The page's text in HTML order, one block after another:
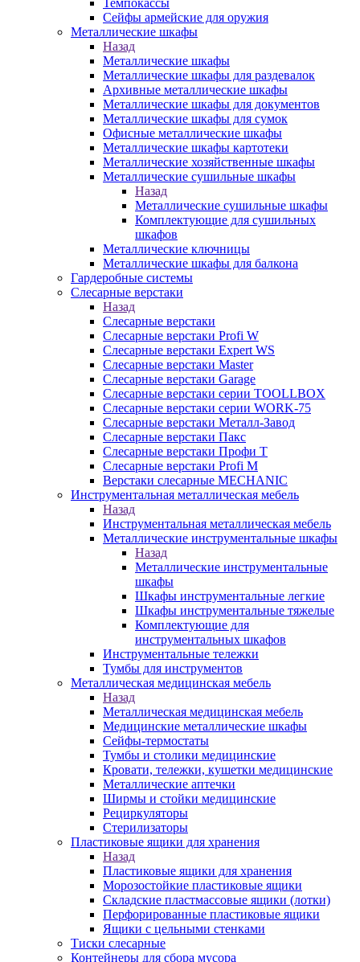
Темпокассы
Сейфы армейские для оружия
Металлические шкафы
Назад
Металлические шкафы
Металлические шкафы для раздевалок
Архивные металлические шкафы
Металлические шкафы для документов
Металлические шкафы для сумок
Офисные металлические шкафы
Металлические шкафы картотеки
Металлические хозяйственные шкафы
Металлические сушильные шкафы
Назад
Металлические сушильные шкафы
Комплектующие для сушильных
шкафов
Металлические ключницы
Металлические шкафы для балкона
Гардеробные системы
Слесарные верстаки
Назад
Слесарные верстаки
Слесарные верстаки Profi W
Слесарные верстаки Expert WS
Слесарные верстаки Master
Слесарные верстаки Garage
Слесарные верстаки серии TOOLLBOX
Слесарные верстаки серии WORK-75
Слесарные верстаки Металл-Завод
Слесарные верстаки Пакс
Слесарные верстаки Профи Т
Слесарные верстаки Profi M
Верстаки слесарные MECHANIC
Инструментальная металлическая мебель
Назад
Инструментальная металлическая мебель
Металлические инструментальные шкафы
Назад
Металлические инструментальные
шкафы
Шкафы инструментальные легкие
Шкафы инструментальные тяжелые
Комплектующие для
инструментальных шкафов
Инструментальные тележки
Тумбы для инструментов
Металлическая медицинская мебель
Назад
Металлическая медицинская мебель
Медицинские металлические шкафы
Сейфы-термостаты
Тумбы и столики медицинские
Кровати, тележки, кушетки медицинские
Металлические аптечки
Ширмы и стойки медицинские
Рециркуляторы
Стерилизаторы
Пластиковые ящики для хранения
Назад
Пластиковые ящики для хранения
Морозостойкие пластиковые ящики
Складские пластмассовые ящики (лотки)
Перфорированные пластиковые ящики
Ящики с цельными стенками
Тиски слесарные
Контейнеры для сбора мусора